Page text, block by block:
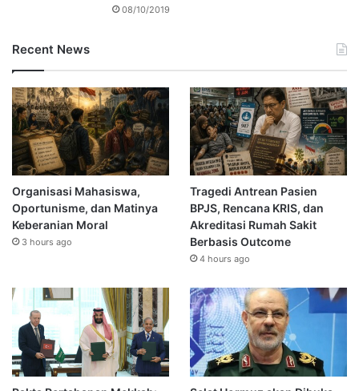
08/10/2019
Recent News
Organisasi Mahasiswa,
Oportunisme, dan Matinya
Keberanian Moral
3 hours ago
Tragedi Antrean Pasien
BPJS, Rencana KRIS, dan
Akreditasi Rumah Sakit
Berbasis Outcome
4 hours ago